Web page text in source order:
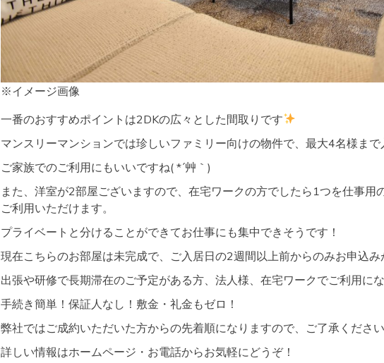
※イメージ画像
一番のおすすめポイントは2DKの広々とした間取りです
マンスリーマンションでは珍しいファミリー向けの物件で、最大4名様まで
ご家族でのご利用にもいいですね( *´艸｀)
また、洋室が2部屋ございますので、在宅ワークの方でしたら1つを仕事用
ご利用いただけます。
プライベートと分けることができてお仕事にも集中できそうです！
現在こちらのお部屋は未完成で、ご入居日の2週間以上前からのみお申込み
出張や研修で長期滞在のご予定がある方、法人様、在宅ワークでご利用に
手続き簡単！保証人なし！敷金・礼金もゼロ！
弊社ではご成約いただいた方からの先着順になりますので、ご了承くださ
詳しい情報はホームページ・お電話からお気軽にどうぞ！